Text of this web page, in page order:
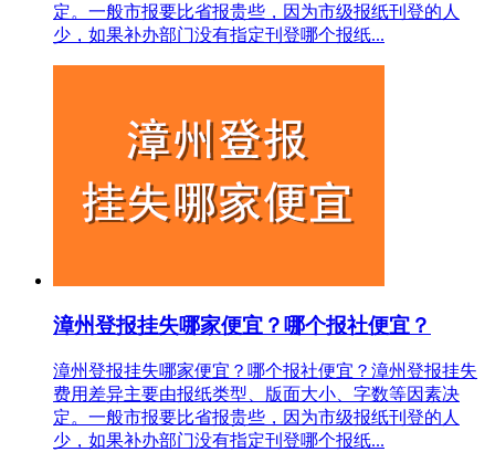
定。一般市报要比省报贵些，因为市级报纸刊登的人
少，如果补办部门没有指定刊登哪个报纸...
漳州登报挂失哪家便宜？哪个报社便宜？
漳州登报挂失哪家便宜？哪个报社便宜？漳州登报挂失
费用差异主要由报纸类型、版面大小、字数等因素决
定。一般市报要比省报贵些，因为市级报纸刊登的人
少，如果补办部门没有指定刊登哪个报纸...